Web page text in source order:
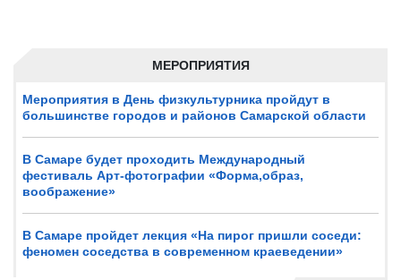
МЕРОПРИЯТИЯ
Мероприятия в День физкультурника пройдут в
большинстве городов и районов Самарской области
В Самаре будет проходить Международный
фестиваль Арт-фотографии «Форма,образ,
воображение»
В Самаре пройдет лекция «На пирог пришли соседи:
феномен соседства в современном краеведении»